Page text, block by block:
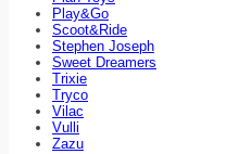
Play&Go
Scoot&Ride
Stephen Joseph
Sweet Dreamers
Trixie
Tryco
Vilac
Vulli
Zazu